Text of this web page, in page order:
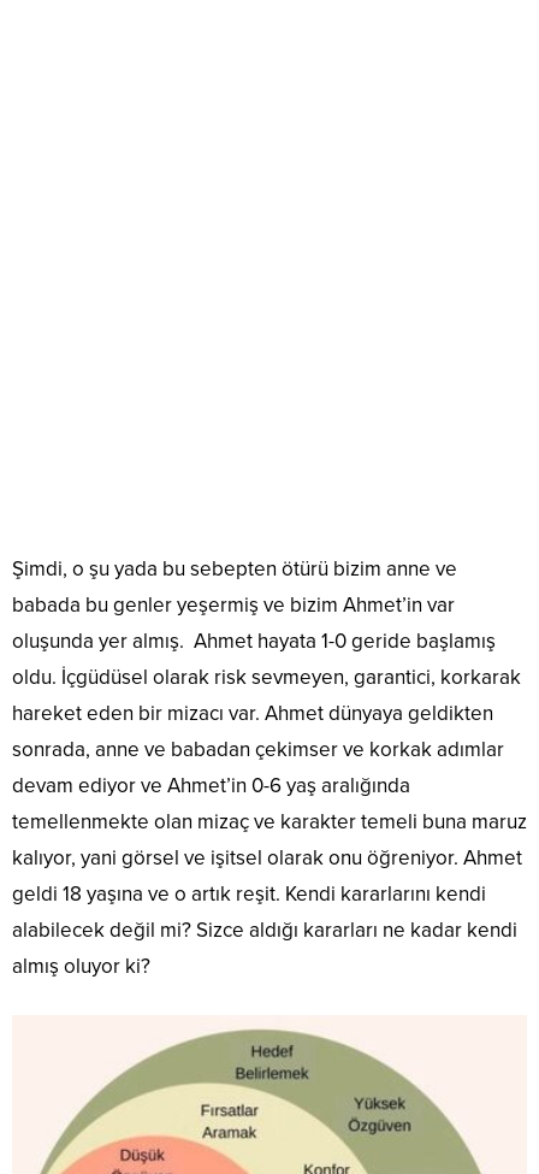
Şimdi, o şu yada bu sebepten ötürü bizim anne ve
babada bu genler yeşermiş ve bizim Ahmet’in var
oluşunda yer almış. Ahmet hayata 1-0 geride başlamış
oldu. İçgüdüsel olarak risk sevmeyen, garantici, korkarak
hareket eden bir mizacı var. Ahmet dünyaya geldikten
sonrada, anne ve babadan çekimser ve korkak adımlar
devam ediyor ve Ahmet’in 0-6 yaş aralığında
temellenmekte olan mizaç ve karakter temeli buna maruz
kalıyor, yani görsel ve işitsel olarak onu öğreniyor. Ahmet
geldi 18 yaşına ve o artık reşit. Kendi kararlarını kendi
alabilecek değil mi? Sizce aldığı kararları ne kadar kendi
almış oluyor ki?